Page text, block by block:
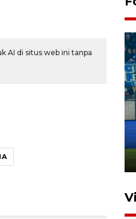
AI di situs web ini tanpa